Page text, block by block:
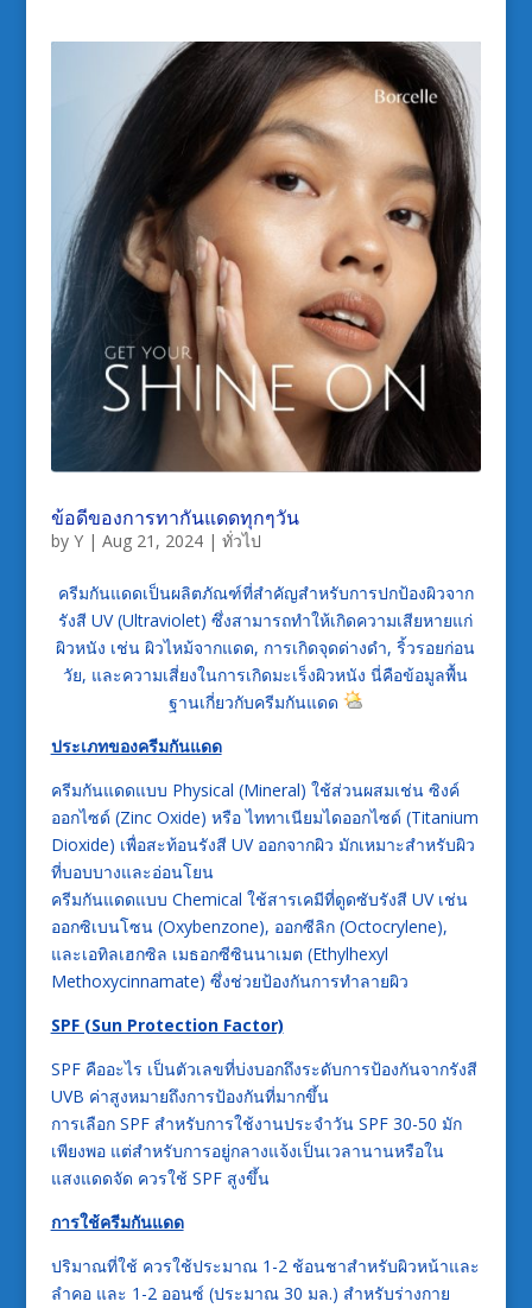
ข้อดีของการทากันแดดทุกๆวัน
by Y| Aug 21, 2024| ทั่วไป
ครีมกันแดดเป็นผลิตภัณฑ์ที่สำคัญสำหรับการปกป้องผิวจาก
รังสี UV (Ultraviolet) ซึ่งสามารถทำให้เกิดความเสียหายแก่
ผิวหนัง เช่น ผิวไหม้จากแดด, การเกิดจุดด่างดำ, ริ้วรอยก่อน
วัย, และความเสี่ยงในการเกิดมะเร็งผิวหนัง นี่คือข้อมูลพื้น
ฐานเกี่ยวกับครีมกันแดด
ประเภทของครีมกันแดด
ครีมกันแดดแบบ Physical (Mineral) ใช้ส่วนผสมเช่น ซิงค์
ออกไซด์ (Zinc Oxide) หรือ ไททาเนียมไดออกไซด์ (Titanium
Dioxide) เพื่อสะท้อนรังสี UV ออกจากผิว มักเหมาะสำหรับผิว
ที่บอบบางและอ่อนโยน
ครีมกันแดดแบบ Chemical ใช้สารเคมีที่ดูดซับรังสี UV เช่น
ออกซิเบนโซน (Oxybenzone), ออกซีลิก (Octocrylene),
และเอทิลเฮกซิล เมธอกซีซินนาเมต (Ethylhexyl
Methoxycinnamate) ซึ่งช่วยป้องกันการทำลายผิว
SPF (Sun Protection Factor)
SPF คืออะไร เป็นตัวเลขที่บ่งบอกถึงระดับการป้องกันจากรังสี
UVB ค่าสูงหมายถึงการป้องกันที่มากขึ้น
การเลือก SPF สำหรับการใช้งานประจำวัน SPF 30-50 มัก
เพียงพอ แต่สำหรับการอยู่กลางแจ้งเป็นเวลานานหรือใน
แสงแดดจัด ควรใช้ SPF สูงขึ้น
การใช้ครีมกันแดด
ปริมาณที่ใช้ ควรใช้ประมาณ 1-2 ช้อนชาสำหรับผิวหน้าและ
ลำคอ และ 1-2 ออนซ์ (ประมาณ 30 มล.) สำหรับร่างกาย